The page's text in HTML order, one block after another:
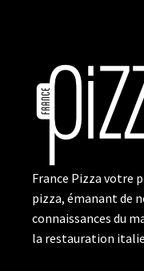
France Pizza votre
pizza, émanant de
connaissances du
la restauration